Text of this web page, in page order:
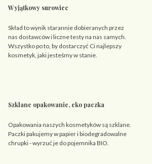
Wyjątkowy surowiec
Skład to wynik starannie dobieranych przez
nas dostawców i liczne testy na nas samych.
Wszystko po to, by dostarczyć Ci najlepszy
kosmetyk, jaki jesteśmy w stanie.
Szklane opakowanie, eko paczka
Opakowania naszych kosmetyków są szklane.
Paczki pakujemy w papier i biodegradowalne
chrupki - wyrzuć je do pojemnika BIO.